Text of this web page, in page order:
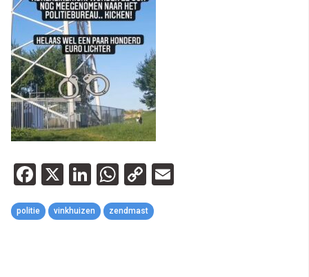
Facebook
X LinkedIn
WhatsApp
Copy
Link
politie vinkhuizen zendmast